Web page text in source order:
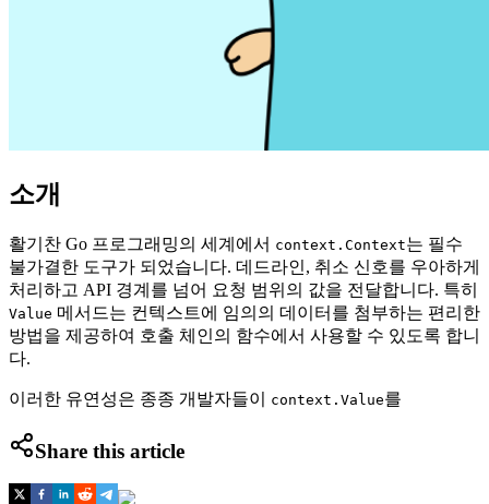
소개
활기찬 Go 프로그래밍의 세계에서 context.Context는 필수
불가결한 도구가 되었습니다. 데드라인, 취소 신호를 우아하게
처리하고 API 경계를 넘어 요청 범위의 값을 전달합니다. 특히
Value 메서드는 컨텍스트에 임의의 데이터를 첨부하는 편리한
방법을 제공하여 호출 체인의 함수에서 사용할 수 있도록 합니
다.
이러한 유연성은 종종 개발자들이 context.Value를
Share this article